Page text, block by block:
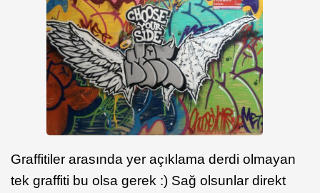
Graffitiler arasında yer açıklama derdi olmayan
tek graffiti bu olsa gerek :) Sağ olsunlar direkt